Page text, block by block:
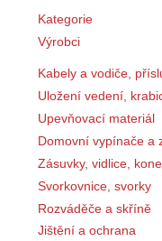
Kategorie
Výrobci
Kabely a vodiče,
Uložení vedení,
Upevňovací materiál
Domovní vypínače a
Zásuvky, vidlice,
Svorkovnice, svorky
Rozváděče a skříně
Jištění a ochrana